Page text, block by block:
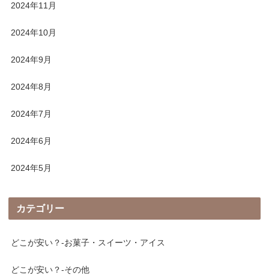
2024年11月
2024年10月
2024年9月
2024年8月
2024年7月
2024年6月
2024年5月
カテゴリー
どこが安い？-お菓子・スイーツ・アイス
どこが安い？-その他